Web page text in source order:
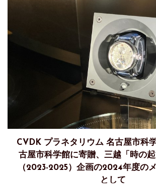
CVDK プラネタリウム 名古屋市科
古屋市科学館に寄贈、三越「時の起
（2023-2025）企画の2024年度の
として